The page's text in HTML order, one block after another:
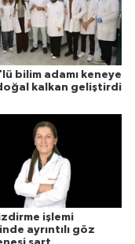
bilim adamı keneye
doğal kalkan geliştirdi
işlemi
ayrıntılı göz